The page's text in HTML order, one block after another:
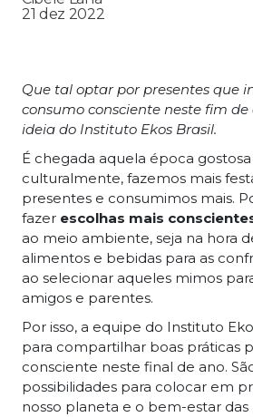
21 dez 2022
Que tal optar por presentes que
consumo consciente neste fim de
ideia do Instituto Ekos Brasil.
É chegada aquela época
culturalmente, fazemos mais
presentes e consumimos mais.
fazer escolhas mais
ao meio ambiente, seja na hora
alimentos e bebidas para as
ao selecionar aqueles mimos
amigos e parentes.
Por isso, a equipe do Instituto
para compartilhar boas práticas
consciente neste final de ano.
possibilidades para colocar em
nosso planeta e o bem-estar das